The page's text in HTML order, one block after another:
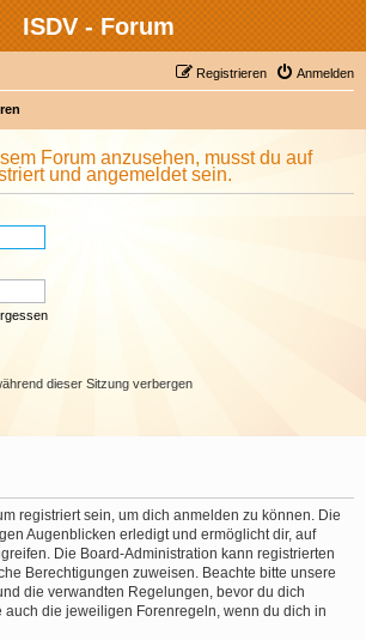
ISDV - Forum
Anmelden
Registrieren
Forum anzusehen, musst du auf
und angemeldet sein.
dieser Sitzung verbergen
registriert sein, um dich anmelden zu können. Die
Augenblicken erledigt und ermöglicht dir, auf
Die Board-Administration kann registrierten
Berechtigungen zuweisen. Beachte bitte unsere
die verwandten Regelungen, bevor du dich
auch die jeweiligen Forenregeln, wenn du dich in